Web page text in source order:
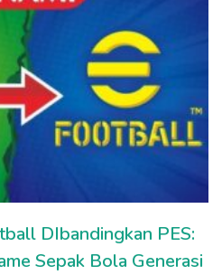
DIbandingkan PES:
Sepak Bola Generasi